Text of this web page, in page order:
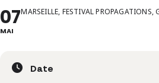
07
MAI
MARSEILLE, FESTIVAL PROPAGATIONS,
Date